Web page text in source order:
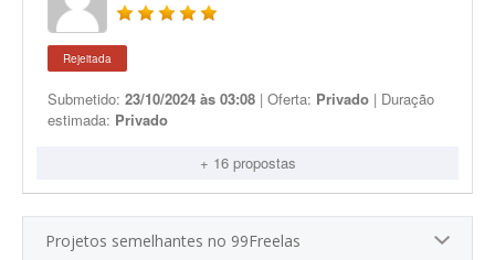
Rejeitada
Submetido: 23/10/2024 às 03:08 | Oferta: Privado | Duração
estimada: Privado
+ 16 propostas
Projetos semelhantes no 99Freelas